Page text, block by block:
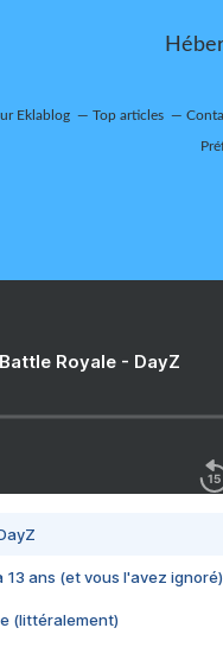
Eklablog Top articles
Royale - DayZ
13 ans (et vous l'avez ignoré)
(littéralement)